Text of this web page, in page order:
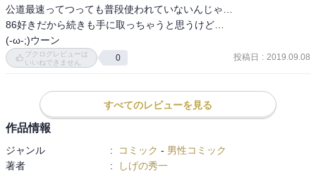
公道最速ってつっても普段使われていないんじゃ…
86好きだから続きも手に取っちゃうと思うけど…
(-ω-;)ウーン
ブクログレビューは
いいねできません
0 投稿日 : 2019.09.08
すべてのレビューを見る
作品情報
ジャンル : コミック - 男性コミック
著者
:
しげの秀一